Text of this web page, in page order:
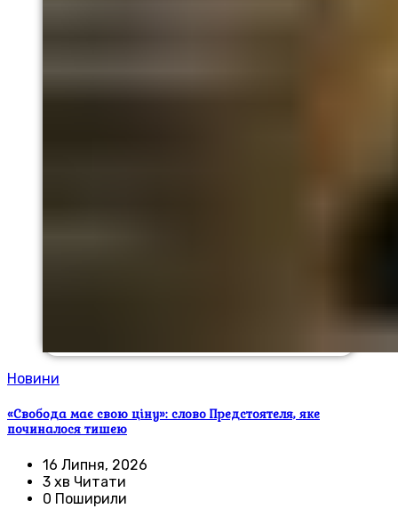
Новини
«Свобода має свою ціну»: слово Предстоятеля, яке
починалося тишею
16 Липня, 2026
3 хв Читати
0 Поширили